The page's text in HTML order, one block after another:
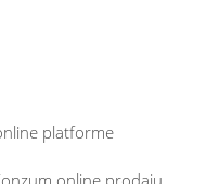
platforme